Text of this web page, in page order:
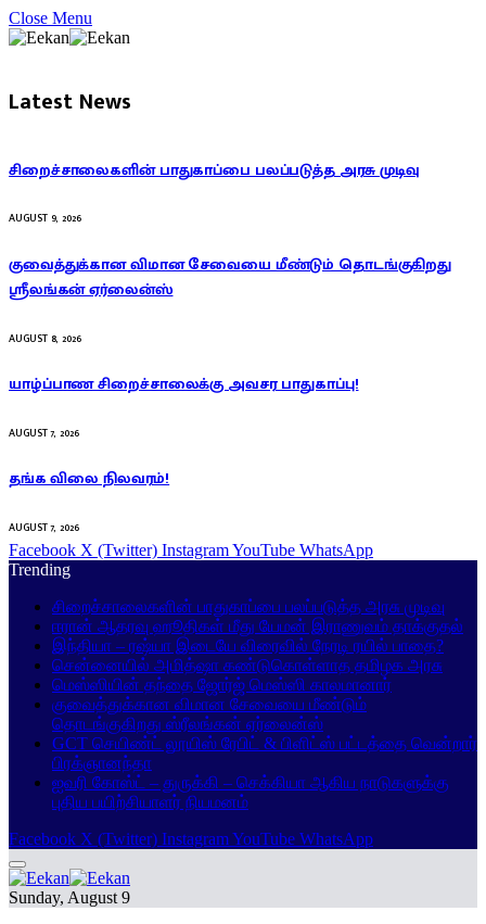
Close Menu
Latest News
சிறைச்சாலைகளின் பாதுகாப்பை பலப்படுத்த அரசு முடிவு
AUGUST 9, 2026
குவைத்துக்கான விமான சேவையை மீண்டும் தொடங்குகிறது
ஸ்ரீலங்கன் ஏர்லைன்ஸ்
AUGUST 8, 2026
யாழ்ப்பாண சிறைச்சாலைக்கு அவசர பாதுகாப்பு!
AUGUST 7, 2026
தங்க விலை நிலவரம்!
AUGUST 7, 2026
Facebook X (Twitter) InstagramYouTube WhatsApp
Trending
சிறைச்சாலைகளின் பாதுகாப்பை பலப்படுத்த அரசு முடிவு
ஈரான் ஆதரவு ஹூதிகள் மீது யேமன் இராணுவம் தாக்குதல்
இந்தியா – ரஷ்யா இடையே விரைவில் நேரடி ரயில் பாதை?
சென்னையில் அமித்ஷா கண்டுகொள்ளாத தமிழக அரசு
மெஸ்ஸியின் தந்தை ஜோர்ஜ் மெஸ்ஸி காலமானார்
குவைத்துக்கான விமான சேவையை மீண்டும்
தொடங்குகிறது ஸ்ரீலங்கன் ஏர்லைன்ஸ்
GCT செயிண்ட் லூயிஸ் ரேபிட் & பிளிட்ஸ் பட்டத்தை வென்றார்
பிரக்ஞானந்தா
ஐவரி கோஸ்ட் – துருக்கி – செக்கியா ஆகிய நாடுகளுக்கு
புதிய பயிற்சியாளர் நியமனம்
Facebook X (Twitter) InstagramYouTube WhatsApp
Sunday, August 9